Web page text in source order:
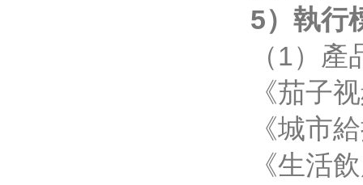
5）執行
（1）產
《茄子
《城市
《生活